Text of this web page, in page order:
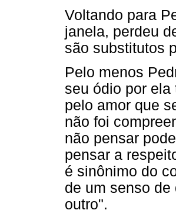
Voltando para
janela, perdeu
são substitutos
Pelo menos
seu ódio por
pelo amor que
não foi
não pensar
pensar a
é sinônimo do
de um senso
outro".